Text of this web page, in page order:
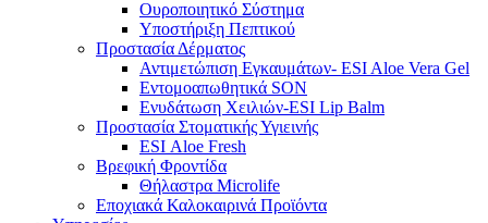
Ουροποιητικό Σύστημα
Υποστήριξη Πεπτικού
Προστασία Δέρματος
Αντιμετώπιση Εγκαυμάτων- ESI Aloe Vera Gel
Εντομοαπωθητικά SON
Ενυδάτωση Χειλιών-ESI Lip Balm
Προστασία Στοματικής Υγιεινής
ESI Αloe Fresh
Βρεφική Φροντίδα
Θήλαστρα Microlife
Εποχιακά Καλοκαιρινά Προϊόντα